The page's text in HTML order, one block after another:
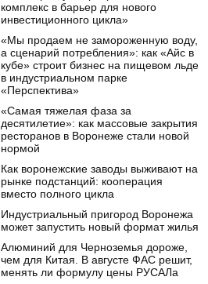
комплекс в барьер для нового
инвестиционного цикла»
«Мы продаем не замороженную воду,
а сценарий потребления»: как «Айс в
кубе» строит бизнес на пищевом льде
в индустриальном парке
«Перспектива»
«Самая тяжелая фаза за
десятилетие»: как массовые закрытия
ресторанов в Воронеже стали новой
нормой
Как воронежские заводы выживают на
рынке подстанций: кооперация
вместо полного цикла
Индустриальный пригород Воронежа
может запустить новый формат жилья
Алюминий для Черноземья дороже,
чем для Китая. В августе ФАС решит,
менять ли формулу цены РУСАЛа